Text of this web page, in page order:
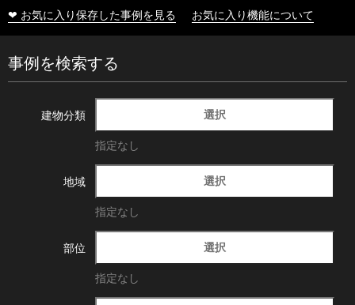
❤ お気に入り保存した事例を見る お気に入り機能について
事例を検索する
建物分類 選択
指定なし
地域 選択
指定なし
部位 選択
指定なし